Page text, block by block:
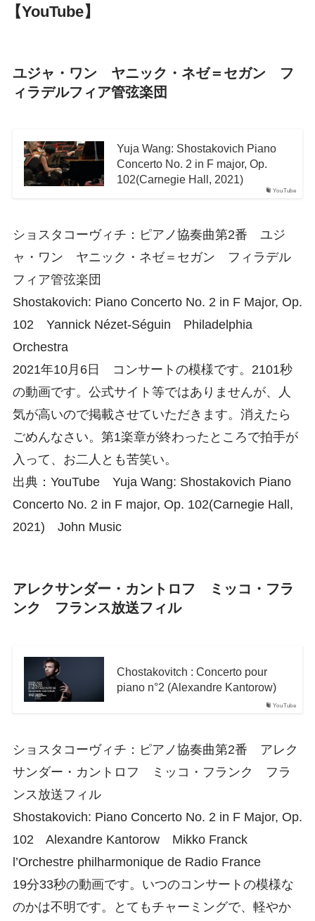
【YouTube】
ユジャ・ワン ヤニック・ネゼ＝セガン フ
ィラデルフィア管弦楽団
YouTube
Yuja Wang: Shostakovich Piano
Concerto No. 2 in F major, Op.
102(Carnegie Hall, 2021)
ショスタコーヴィチ：ピアノ協奏曲第2番 ユジ
ャ・ワン ヤニック・ネゼ＝セガン フィラデル
フィア管弦楽団
Shostakovich: Piano Concerto No. 2 in F Major, Op.
102 Yannick Nézet-Séguin Philadelphia
Orchestra
2021年10月6日 コンサートの模様です。2101秒
の動画です。公式サイト等ではありませんが、人
気が高いので掲載させていただきます。消えたら
ごめんなさい。第1楽章が終わったところで拍手が
入って、お二人とも苦笑い。
出典：YouTube Yuja Wang: Shostakovich Piano
Concerto No. 2 in F major, Op. 102(Carnegie Hall,
2021) John Music
アレクサンダー・カントロフ ミッコ・フラ
ンク フランス放送フィル
YouTube
Chostakovitch : Concerto pour
piano n°2 (Alexandre Kantorow)
ショスタコーヴィチ：ピアノ協奏曲第2番 アレク
サンダー・カントロフ ミッコ・フランク フラ
ンス放送フィル
Shostakovich: Piano Concerto No. 2 in F Major, Op.
102 Alexandre Kantorow Mikko Franck
l’Orchestre philharmonique de Radio France
19分33秒の動画です。いつのコンサートの模様な
のかは不明です。とてもチャーミングで、軽やか